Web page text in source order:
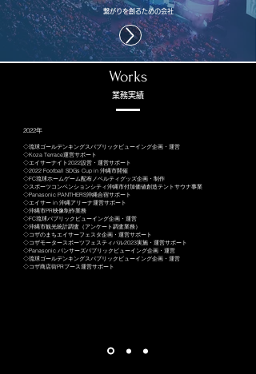
繋がりを創るための会社
Works
​業務実績
2022年
◇琉球ゴールデンキングスパブリックビューイング企画・運営
◇Koza Terrace運営サポート
​◇エイサーナイト2022設営・運営サポート
◇2022 Football SDGs Cup in 沖縄市開催​
◇FC琉球ホームゲーム配布ノベルティグッズ企画・制作​
◇スポーツコンベンションシティ沖縄市付加価値創造テントサウナ事業
◇Panasonic PANTHERS沖縄合宿サポート
◇エイサー in 沖縄アリーナ運営サポート
​◇沖縄市PR映像制作業務​
◇FC琉球パブリックビューイング企画・運営
◇沖縄市観光統計調査（アンケート調査業務）
◇コザのまちエイサーフェスタ企画・運営サポート
◇コザモータースポーツフェスティバル2023実施・運営サポート
​​◇Panasonic パンサーズパブリックビューイング企画・運営​​
◇琉球ゴールデンキングスパブリックビューイング企画・運営
​◇コザ商店街PRブース運営サポート